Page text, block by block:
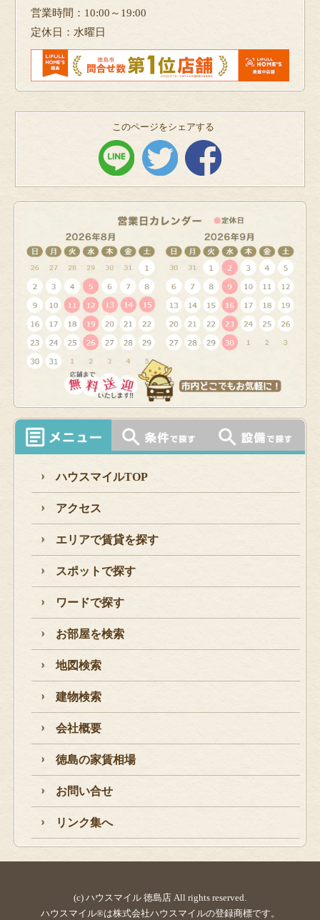
営業時間：10:00～19:00
定休日：水曜日
このページをシェアする
ハウスマイルTOP
アクセス
エリアで賃貸を探す
スポットで探す
ワードで探す
お部屋を検索
地図検索
建物検索
会社概要
徳島の家賃相場
お問い合せ
リンク集へ
(c) ハウスマイル 徳島店 All rights reserved.
ハウスマイル®は株式会社ハウスマイルの登録商標です。